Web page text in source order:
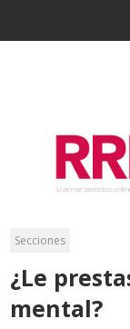
Secciones
¿Le
mental?